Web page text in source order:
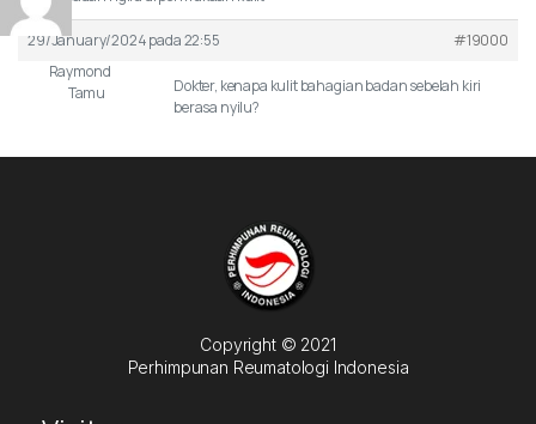
29/January/2024 pada 22:55
#19000
Raymond
Tamu
Dokter, kenapa kulit bahagian badan sebelah kiri
berasa nyilu?
Copyright © 2021
Perhimpunan Reumatologi Indonesia